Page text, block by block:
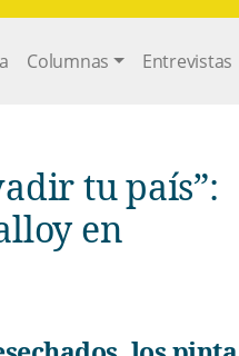
Columnas Entrevistas
tu país”:
en